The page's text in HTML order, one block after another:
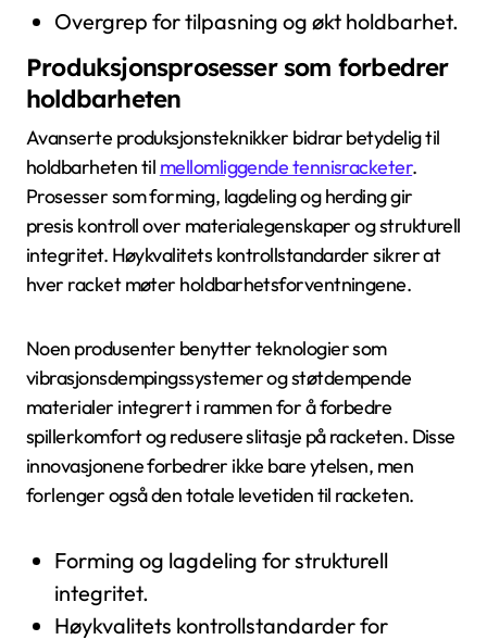
Overgrep for tilpasning og økt holdbarhet.
Produksjonsprosesser som forbedrer
holdbarheten
Avanserte produksjonsteknikker bidrar betydelig til
holdbarheten til mellomliggende tennisracketer.
Prosesser som forming, lagdeling og herding gir
presis kontroll over materialegenskaper og strukturell
integritet. Høykvalitets kontrollstandarder sikrer at
hver racket møter holdbarhetsforventningene.
Noen produsenter benytter teknologier som
vibrasjonsdempingssystemer og støtdempende
materialer integrert i rammen for å forbedre
spillerkomfort og redusere slitasje på racketen. Disse
innovasjonene forbedrer ikke bare ytelsen, men
forlenger også den totale levetiden til racketen.
Forming og lagdeling for strukturell
integritet.
Høykvalitets kontrollstandarder for